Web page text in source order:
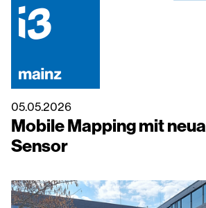
05.05.2026
Mobile Mapping mit
Sensor